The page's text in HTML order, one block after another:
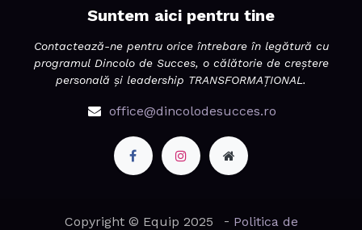
Suntem aici pentru tine
Contactează-ne pentru orice întrebare în legătură cu
programul Dincolo de Succes, o călătorie de creștere
personală și leadership TRANSFORMAȚIONAL.
office@dincolodesucces.ro
Copyright © Equip 2025 - Politica de